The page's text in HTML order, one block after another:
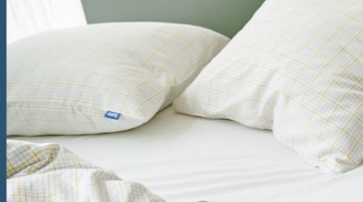
Saltea tapițată Box Spring Kiruna
Topper
Topper Saltea Comfort
Topper Saltea Deluxe
Topper Saltea Prestige
Perne
Pilote
Caută
după: